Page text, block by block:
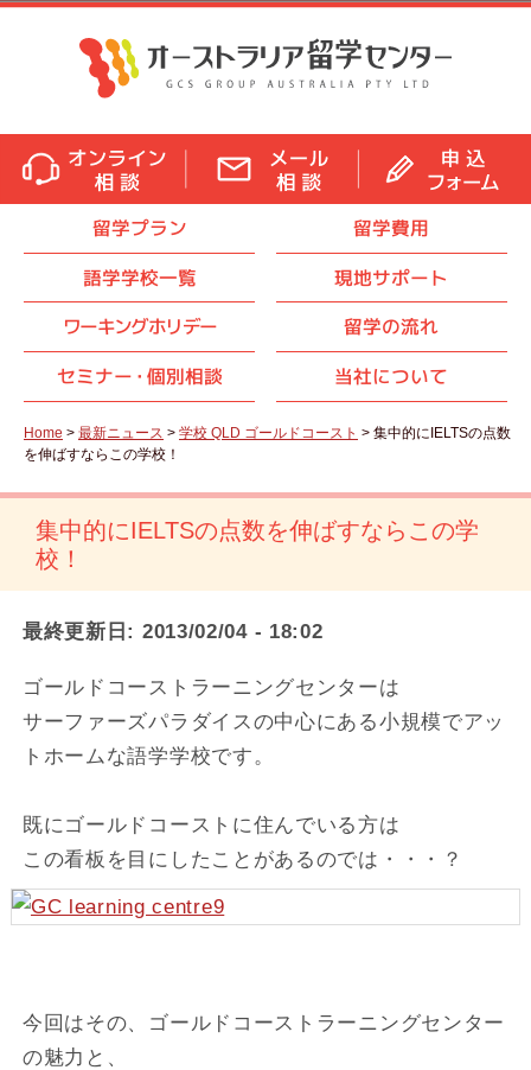
留学プラン
留学費用
語学学校一覧
現地サポート
ワーキングホリデー
留学の流れ
セミナー・ 個別相談 当社について
Home > 最新ニュース > 学校 QLD ゴールドコースト > 集中的にIELTSの点数
を伸ばすならこの学校！
集中的にIELTSの点数を伸ばすならこの学
校！
最終更新日: 2013/02/04 - 18:02
ゴールドコーストラーニングセンターは
サーファーズパラダイスの中心にある小規模でアッ
トホームな語学学校です。
既にゴールドコーストに住んでいる方は
この看板を目にしたことがあるのでは・・・？
今回はその、ゴールドコーストラーニングセンター
の魅力と、